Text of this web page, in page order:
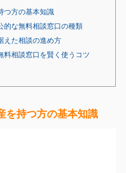
つ方の基本知識
的な無料相談窓口の種類
えた相談の進め方
料相談窓口を賢く使うコツ
を持つ方の基本知識